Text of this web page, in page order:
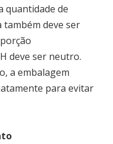
quantidade de
também deve ser
deve ser neutro.
a embalagem
para evitar